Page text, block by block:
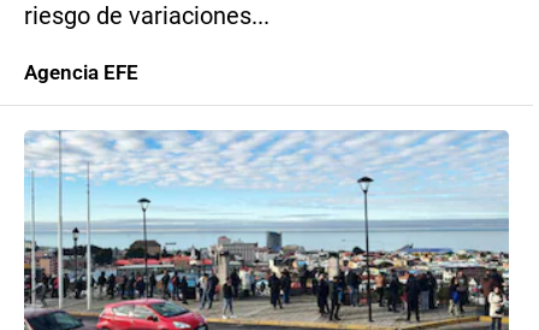
riesgo de variaciones...
Agencia EFE